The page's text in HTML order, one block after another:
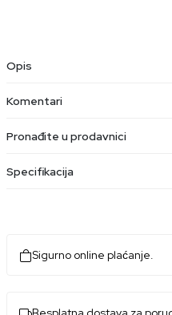
Opis
Komentari
Pronađite u prodavnici
Specifikacija
Sigurno online plaćanje.